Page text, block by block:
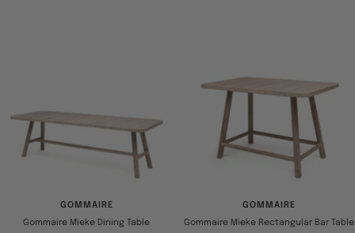
GOMMAIRE
Gommaire Mieke Dining Table
GOMMAIRE
Gommaire Mieke Rectangular Bar Table